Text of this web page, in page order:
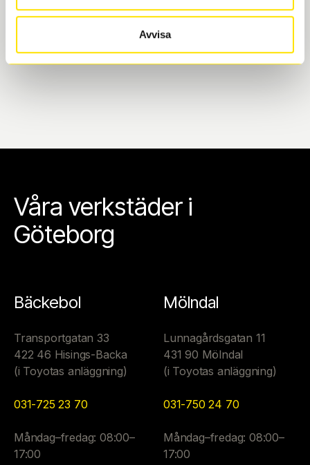
Avvisa
Mölndal. I beställningen anger du datum och tid för
vi till att de uppfyller alla krav för en säker körning.
Våra verkstäder i
Göteborg
Bäckebol
Transportgatan 33
422 46 Hisings-Backa
(i Toyotas anläggning)
031-725 23 70
Måndag–fredag: 08:00–
17:00
Mölndal
Lunnagårdsgatan 11
431 90 Mölndal
(i Toyotas anläggning)
031-750 24 70
Måndag–fredag: 08:00–
17:00